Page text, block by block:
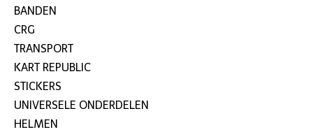
BANDEN
CRG
TRANSPORT
KART REPUBLIC
STICKERS
UNIVERSELE ONDERDELEN
HELMEN